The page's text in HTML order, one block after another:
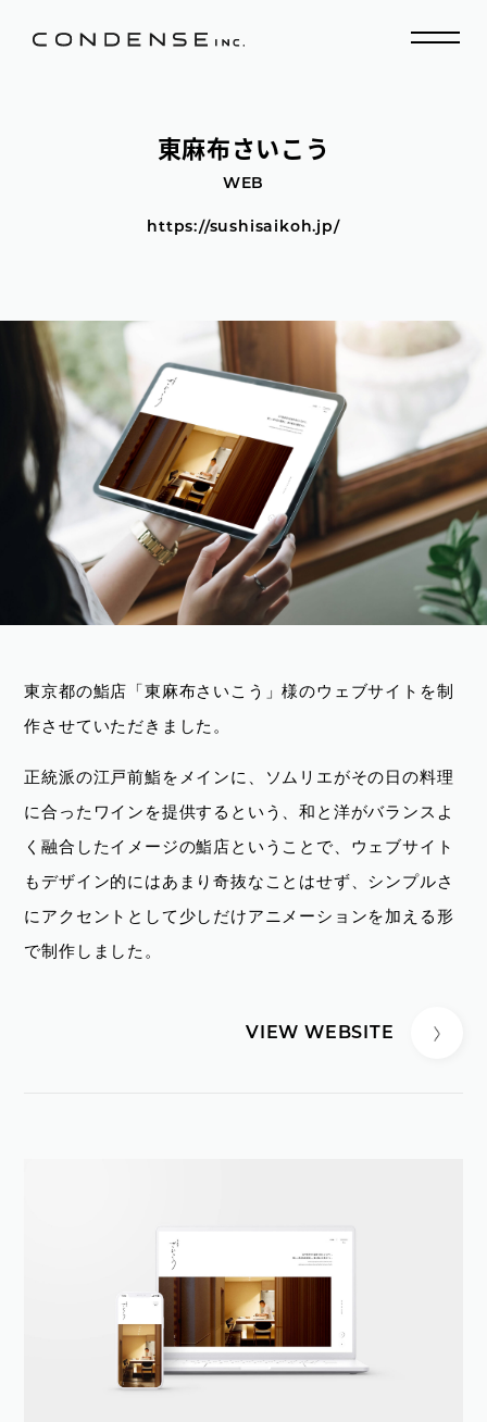
東麻布さいこう
WEB
https://sushisaikoh.jp/
東京都の鮨店「東麻布さいこう」様のウェブサイトを制
作させていただきました。
正統派の江戸前鮨をメインに、ソムリエがその日の料理
に合ったワインを提供するという、和と洋がバランスよ
く融合したイメージの鮨店ということで、ウェブサイト
もデザイン的にはあまり奇抜なことはせず、シンプルさ
にアクセントとして少しだけアニメーションを加える形
で制作しました。
VIEW WEBSITE